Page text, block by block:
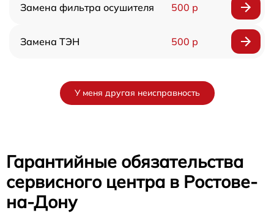
Замена фильтра осушителя 500 р
Замена ТЭН 500 р
У меня другая неисправность
Гарантийные обязательства
сервисного центра в Ростове-
на-Дону